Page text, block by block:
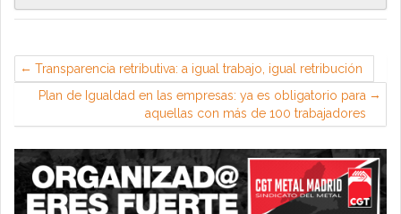
Transparencia retributiva: a igual trabajo, igual retribución
Plan de Igualdad en las empresas: ya es obligatorio para
aquellas con más de 100 trabajadores